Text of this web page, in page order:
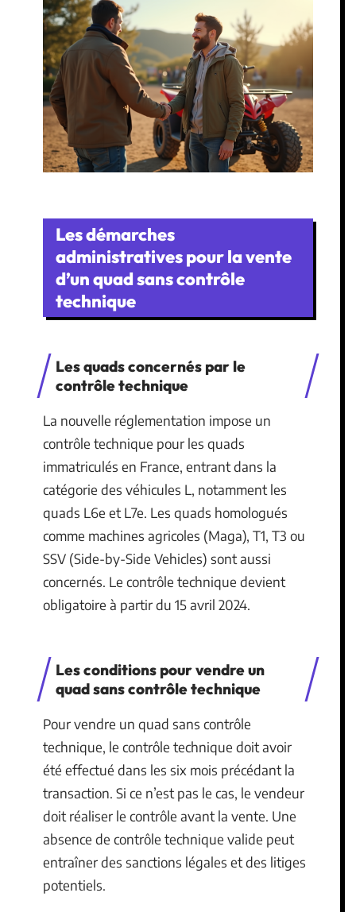
Les démarches
administratives pour la vente
d’un quad sans contrôle
technique
Les quads concernés par le
contrôle technique
La nouvelle réglementation impose un
contrôle technique pour les quads
immatriculés en France, entrant dans la
catégorie des véhicules L, notamment les
quads L6e et L7e. Les quads homologués
comme machines agricoles (Maga), T1, T3 ou
SSV (Side-by-Side Vehicles) sont aussi
concernés. Le contrôle technique devient
obligatoire à partir du 15 avril 2024.
Les conditions pour vendre un
quad sans contrôle technique
Pour vendre un quad sans contrôle
technique, le contrôle technique doit avoir
été effectué dans les six mois précédant la
transaction. Si ce n’est pas le cas, le vendeur
doit réaliser le contrôle avant la vente. Une
absence de contrôle technique valide peut
entraîner des sanctions légales et des litiges
potentiels.